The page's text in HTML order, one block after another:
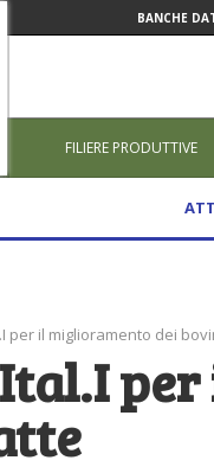
BANCHE
FILIERE PRODUTTIVE
per il miglioramento dei